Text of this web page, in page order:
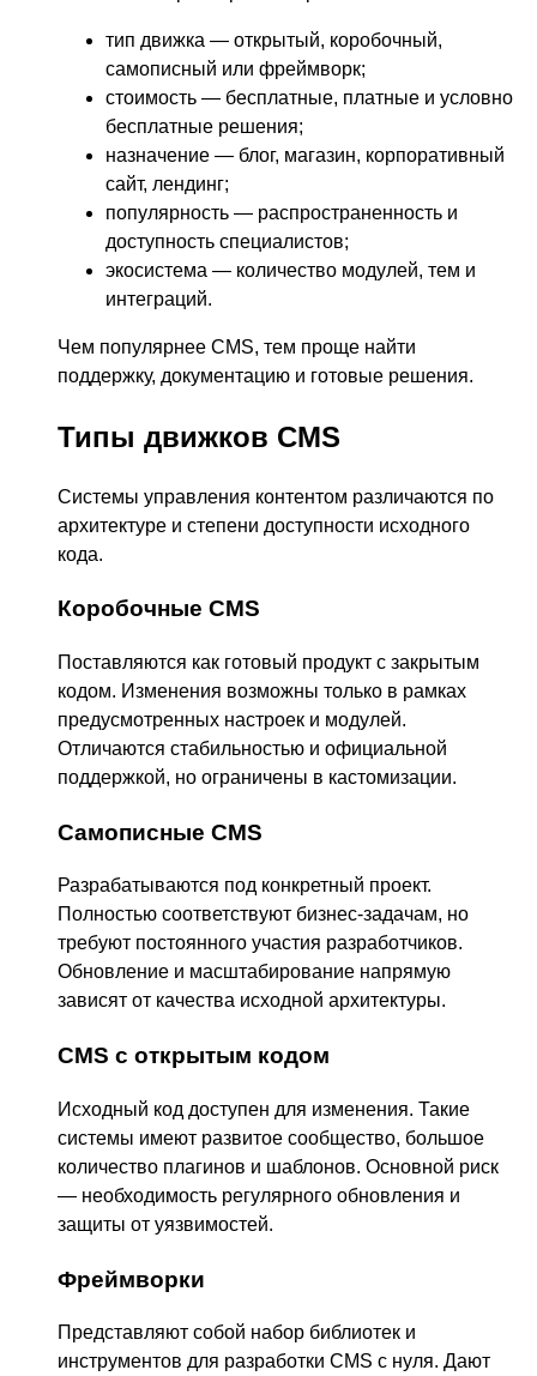
тип движка — открытый, коробочный,
самописный или фреймворк;
стоимость — бесплатные, платные и условно
бесплатные решения;
назначение — блог, магазин, корпоративный
сайт, лендинг;
популярность — распространенность и
доступность специалистов;
экосистема — количество модулей, тем и
интеграций.
Чем популярнее CMS, тем проще найти
поддержку, документацию и готовые решения.
Типы движков CMS
Системы управления контентом различаются по
архитектуре и степени доступности исходного
кода.
Коробочные CMS
Поставляются как готовый продукт с закрытым
кодом. Изменения возможны только в рамках
предусмотренных настроек и модулей.
Отличаются стабильностью и официальной
поддержкой, но ограничены в кастомизации.
Самописные CMS
Разрабатываются под конкретный проект.
Полностью соответствуют бизнес-задачам, но
требуют постоянного участия разработчиков.
Обновление и масштабирование напрямую
зависят от качества исходной архитектуры.
CMS с открытым кодом
Исходный код доступен для изменения. Такие
системы имеют развитое сообщество, большое
количество плагинов и шаблонов. Основной риск
— необходимость регулярного обновления и
защиты от уязвимостей.
Фреймворки
Представляют собой набор библиотек и
инструментов для разработки CMS с нуля. Дают